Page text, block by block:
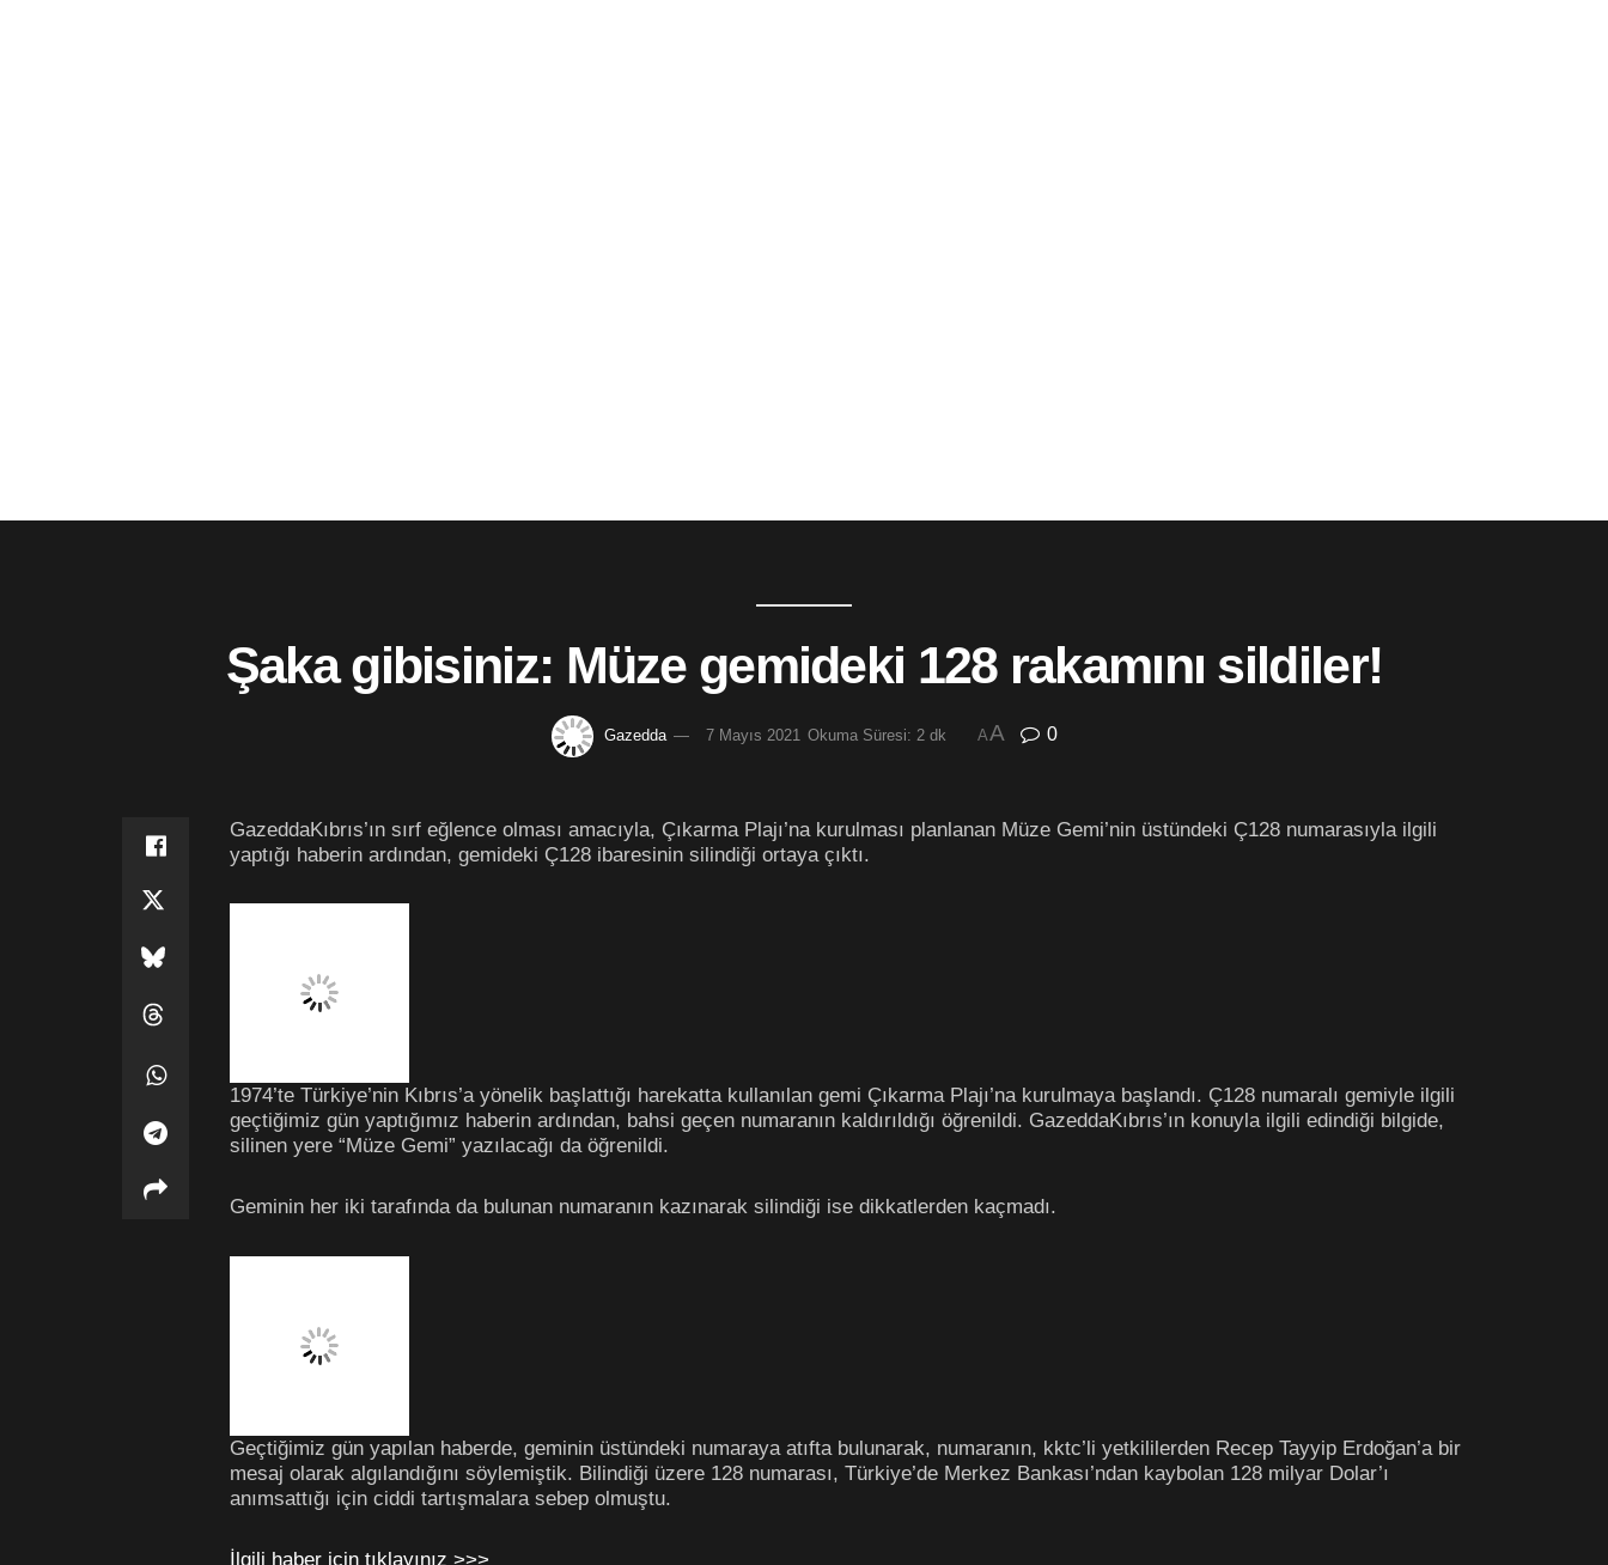
Şaka gibisiniz: Müze gemideki 128 rakamını sildiler!
Gazedda 7 Mayıs 2021 Okuma Süresi: 2 dk AA 0
GazeddaKıbrıs’ın sırf eğlence olması amacıyla, Çıkarma Plajı’na kurulması planlanan Müze Gemi’nin üstündeki Ç128 numarasıyla ilgili
yaptığı haberin ardından, gemideki Ç128 ibaresinin silindiği ortaya çıktı.
1974’te Türkiye’nin Kıbrıs’a yönelik başlattığı harekatta kullanılan gemi Çıkarma Plajı’na kurulmaya başlandı. Ç128 numaralı gemiyle ilgili
geçtiğimiz gün yaptığımız haberin ardından, bahsi geçen numaranın kaldırıldığı öğrenildi. GazeddaKıbrıs’ın konuyla ilgili edindiği bilgide,
silinen yere “Müze Gemi” yazılacağı da öğrenildi.
Geminin her iki tarafında da bulunan numaranın kazınarak silindiği ise dikkatlerden kaçmadı.
Geçtiğimiz gün yapılan haberde, geminin üstündeki numaraya atıfta bulunarak, numaranın, kktc’li yetkililerden Recep Tayyip Erdoğan’a bir
mesaj olarak algılandığını söylemiştik. Bilindiği üzere 128 numarası, Türkiye’de Merkez Bankası’ndan kaybolan 128 milyar Dolar’ı
anımsattığı için ciddi tartışmalara sebep olmuştu.
İlgili haber için tıklayınız >>>